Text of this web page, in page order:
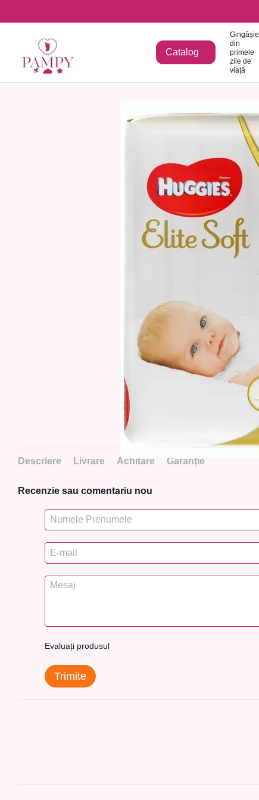
Catalog
Gingășie
din
primele
zile de
viață
Descriere Livrare Achitare Garanție
Recenzie sau comentariu nou
Evaluați produsul
Trimite